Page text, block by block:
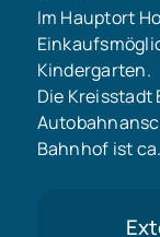
Im Hauptort
Kindergarten.
Die
Bahnhof ist